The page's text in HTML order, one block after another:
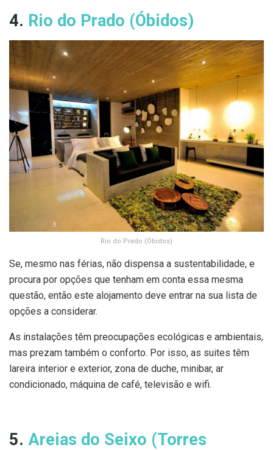
4. Rio do Prado (Óbidos)
Rio do Prado (Óbidos)
Se, mesmo nas férias, não dispensa a sustentabilidade, e
procura por opções que tenham em conta essa mesma
questão, então este alojamento deve entrar na sua lista de
opções a considerar.
As instalações têm preocupações ecológicas e ambientais,
mas prezam também o conforto. Por isso, as suites têm
lareira interior e exterior, zona de duche, minibar, ar
condicionado, máquina de café, televisão e wifi.
5. Areias do Seixo (Torres